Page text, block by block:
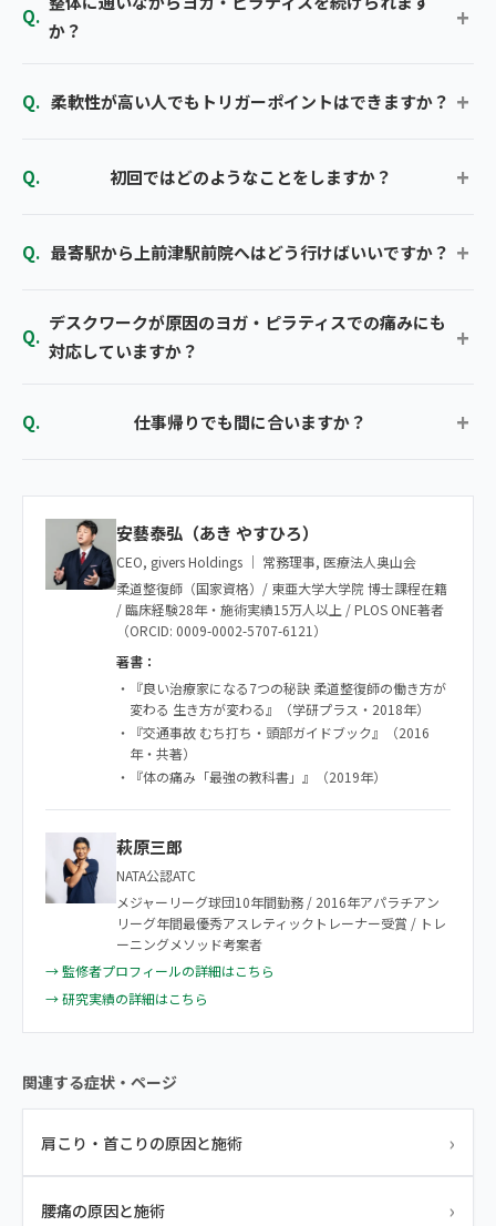
か？
柔軟性が高い人でもトリガーポイントはできますか？
初回ではどのようなことをしますか？
最寄駅から上前津駅前院へはどう行けばいいですか？
デスクワークが原因のヨガ・ピラティスでの痛みにも
対応していますか？
仕事帰りでも間に合いますか？
安藝泰弘（あき やすひろ）
CEO, givers Holdings ｜ 常務理事, 医療法人奥山会
柔道整復師（国家資格）/ 東亜大学大学院 博士課程在籍
/ 臨床経験28年・施術実績15万人以上 / PLOS ONE著者
（ORCID: 0009-0002-5707-6121）
著書：
・『良い治療家になる7つの秘訣 柔道整復師の働き方が
変わる 生き方が変わる』（学研プラス・2018年）
・『交通事故 むち打ち・頭部ガイドブック』（2016
年・共著）
・『体の痛み「最強の教科書」』（2019年）
萩原三郎
NATA公認ATC
メジャーリーグ球団10年間勤務 / 2016年アパラチアン
リーグ年間最優秀アスレティックトレーナー受賞 / トレ
ーニングメソッド考案者
→ 監修者プロフィールの詳細はこちら
→ 研究実績の詳細はこちら
関連する症状・ページ
肩こり・首こりの原因と施術 ›
腰痛の原因と施術 ›